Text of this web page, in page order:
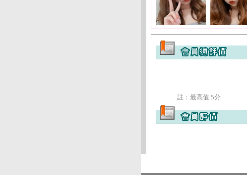
註﹕最高值 5分